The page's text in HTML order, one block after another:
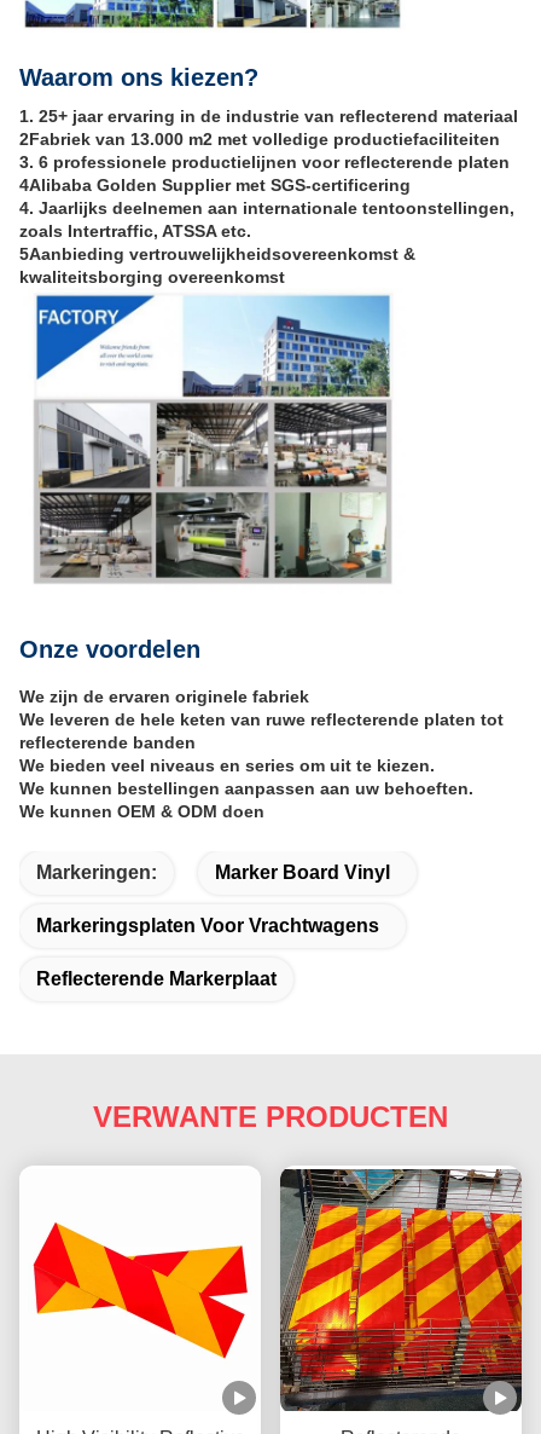
Waarom ons kiezen?
1. 25+ jaar ervaring in de industrie van reflecterend materiaal
2Fabriek van 13.000 m2 met volledige productiefaciliteiten
3. 6 professionele productielijnen voor reflecterende platen
4Alibaba Golden Supplier met SGS-certificering
4. Jaarlijks deelnemen aan internationale tentoonstellingen,
zoals Intertraffic, ATSSA etc.
5Aanbieding vertrouwelijkheidsovereenkomst &
kwaliteitsborging overeenkomst
Onze voordelen
We zijn de ervaren originele fabriek
We leveren de hele keten van ruwe reflecterende platen tot
reflecterende banden
We bieden veel niveaus en series om uit te kiezen.
We kunnen bestellingen aanpassen aan uw behoeften.
We kunnen OEM & ODM doen
Markeringen: Marker Board Vinyl
Markeringsplaten Voor Vrachtwagens
Reflecterende Markerplaat
VERWANTE PRODUCTEN